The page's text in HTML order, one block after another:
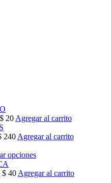
$ 20 Agregar al carrito
240 Agregar al carrito
opcionesThis
has
$ 40 Agregar al carrito